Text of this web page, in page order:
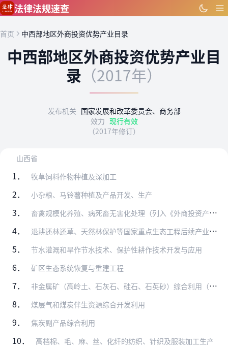
跳到主要内容
法律法规速查
首页 中西部地区外商投资优势产业目录
中西部地区外商投资优势产业目
录 （2017年）
发布机关 国家发展和改革委员会、商务部
效力 现行有效
（2017年修订）
山西省
1． 牧草饲料作物种植及深加工
2． 小杂粮、马铃薯种植及产品开发、生产
3． 畜禽规模化养殖、病死畜无害化处理（列入《外商投资产业指导目录》限制类、禁止类的除外）
4． 退耕还林还草、天然林保护等国家重点生态工程后续产业开发
5． 节水灌溉和旱作节水技术、保护性耕作技术开发与应用
6． 矿区生态系统恢复与重建工程
7． 非金属矿（高岭土、石灰石、硅石、石英砂）综合利用（勘探、开采除外）
8． 煤层气和煤炭伴生资源综合开发利用
9． 焦炭副产品综合利用
10． 高档棉、毛、麻、丝、化纤的纺织、针织及服装加工生产